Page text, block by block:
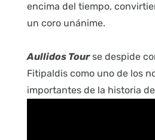
encima del tiempo,
un coro unánime.
Aullidos Tourse despide
Fitipaldis como uno de los
importantes de la historia